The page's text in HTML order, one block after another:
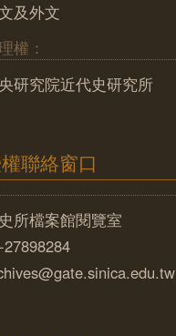
及外文
權：
研究院近代史研究所
聯絡窗口
所檔案館閱覽室
27898284